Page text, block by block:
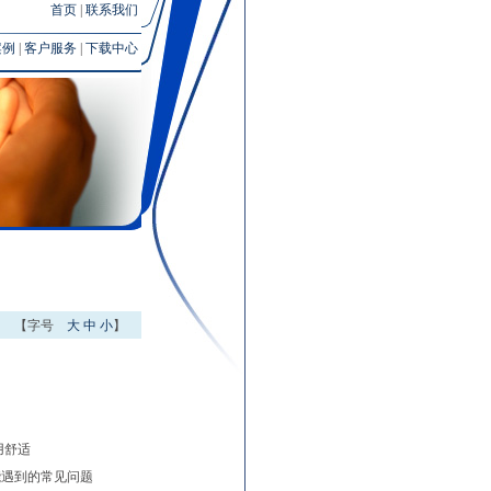
首页| 联系我们
客户服务| 下载中心
【字号 大 中 小】
舒适
到的常见问题